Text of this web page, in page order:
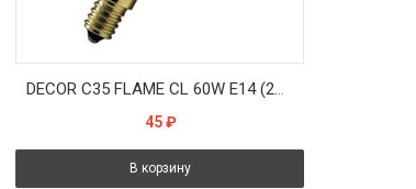
DECOR С35 FLAME CL 60W E14 (230V) FOTON_LIGHTING - лампа свеча на ветру прозрачная
45 ₽
В корзину